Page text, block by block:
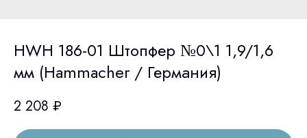
HWH 186-01 Штопфер №0\1 1,9/1,6
мм (Hammacher / Германия)
2 208 ₽